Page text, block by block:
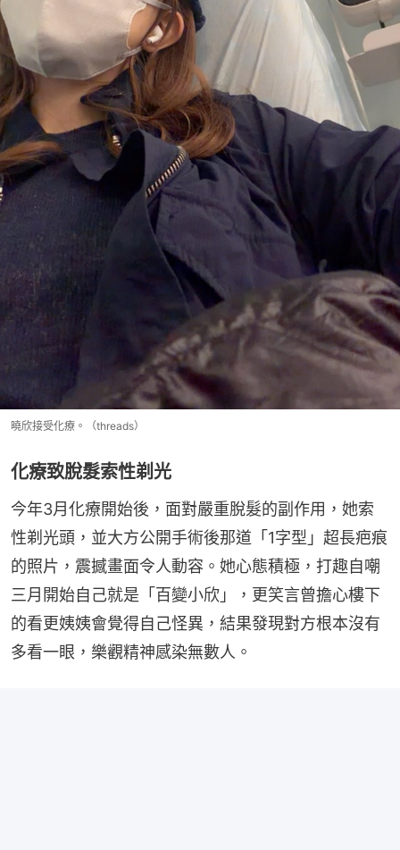
曉欣接受化療。（threads）
化療致脫髮索性剃光
今年3月化療開始後，面對嚴重脫髮的副作用，她索
性剃光頭，並大方公開手術後那道「1字型」超長疤痕
的照片，震撼畫面令人動容。她心態積極，打趣自嘲
三月開始自己就是「百變小欣」，更笑言曾擔心樓下
的看更姨姨會覺得自己怪異，結果發現對方根本沒有
多看一眼，樂觀精神感染無數人。